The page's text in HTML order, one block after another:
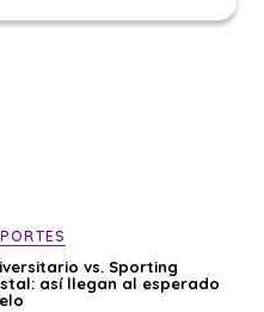
vs. Sporting
así llegan al esperado